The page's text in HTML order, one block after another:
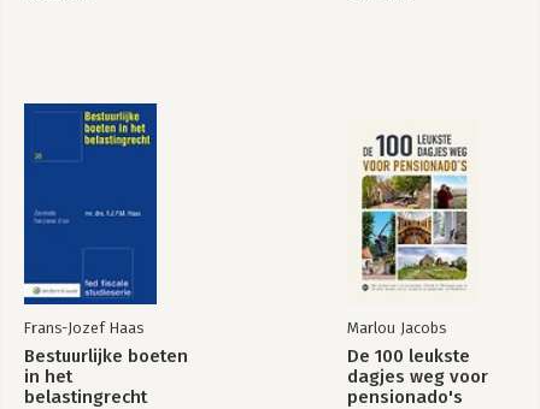
Frans-Jozef Haas
Bestuurlijke boeten
in het
belastingrecht
Marlou Jacobs
De 100 leukste
dagjes weg voor
pensionado's